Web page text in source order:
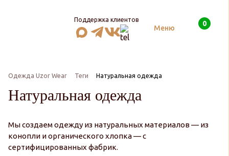
Поддержка клиентов
Меню
Поиск 0
Одежда Uzor Wear Теги Натуральная одежда
Натуральная одежда
Мы создаем одежду из натуральных материалов — из
конопли и органического хлопка — с
сертифицированных фабрик.